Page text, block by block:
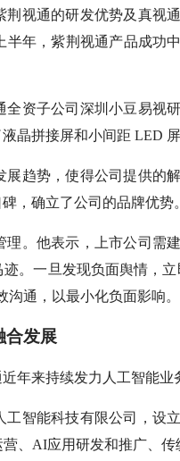
视通的研发优势及真视
年，紫荆视通产品成功
资子公司深圳小豆易视
晶拼接屏和小间距 LED 屏
趋势，使得公司提供的
，确立了公司的品牌优势。
。他表示，上市公司需
。一旦发现负面舆情，立
通，以最小化负面影响。
合发展
年来持续发力人工智能业
智能科技有限公司，设
、AI应用研发和推广、传